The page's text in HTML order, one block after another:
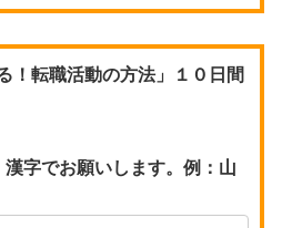
！転職活動の方法」１０日間
字でお願いします。例：山